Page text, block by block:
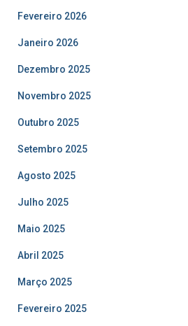
Fevereiro 2026
Janeiro 2026
Dezembro 2025
Novembro 2025
Outubro 2025
Setembro 2025
Agosto 2025
Julho 2025
Maio 2025
Abril 2025
Março 2025
Fevereiro 2025